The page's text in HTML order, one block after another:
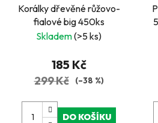
Korálky dřevěné růžovo-
fialové big 450ks
Skladem(>5 ks)
185 Kč
299 Kč (–38 %)
DO KOŠÍKU